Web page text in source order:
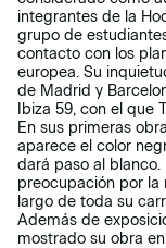
integrantes de la
grupo de
contacto con los
europea. Su
de Madrid y
Ibiza 59, con el que
En sus primeras
aparece el color
dará paso al
preocupación por la
largo de toda su
Además de
mostrado su obra